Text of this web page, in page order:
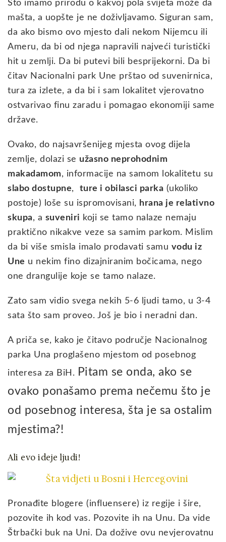
Što imamo prirodu o kakvoj pola svijeta može da
mašta, a uopšte je ne doživljavamo. Siguran sam,
da ako bismo ovo mjesto dali nekom Nijemcu ili
Ameru, da bi od njega napravili najveći turistički
hit u zemlji. Da bi putevi bili besprijekorni. Da bi
čitav Nacionalni park Une prštao od suvenirnica,
tura za izlete, a da bi i sam lokalitet vjerovatno
ostvarivao finu zaradu i pomagao ekonomiji same
države.
Ovako, do najsavršenijeg mjesta ovog dijela
zemlje, dolazi se užasno neprohodnim
makadamom, informacije na samom lokalitetu su
slabo dostupne, ture i obilasci parka (ukoliko
postoje) loše su ispromovisani, hrana je relativno
skupa, a suveniri koji se tamo nalaze nemaju
praktično nikakve veze sa samim parkom. Mislim
da bi više smisla imalo prodavati samu vodu iz
Une u nekim fino dizajniranim bočicama, nego
one drangulije koje se tamo nalaze.
Zato sam vidio svega nekih 5-6 ljudi tamo, u 3-4
sata što sam proveo. Još je bio i neradni dan.
A priča se, kako je čitavo područje Nacionalnog
parka Una proglašeno mjestom od posebnog
interesa za BiH. Pitam se onda, ako se
ovako ponašamo prema nečemu što je
od posebnog interesa, šta je sa ostalim
mjestima?!
Ali evo ideje ljudi!
Pronađite blogere (influensere) iz regije i šire,
pozovite ih kod vas. Pozovite ih na Unu. Da vide
Štrbački buk na Uni. Da dožive ovu nevjerovatnu